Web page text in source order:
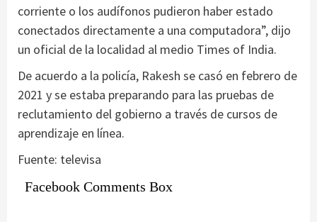
corriente o los audífonos pudieron haber estado
conectados directamente a una computadora”, dijo
un oficial de la localidad al medio Times of India.
De acuerdo a la policía, Rakesh se casó en febrero de
2021 y se estaba preparando para las pruebas de
reclutamiento del gobierno a través de cursos de
aprendizaje en línea.
Fuente: televisa
Facebook Comments Box